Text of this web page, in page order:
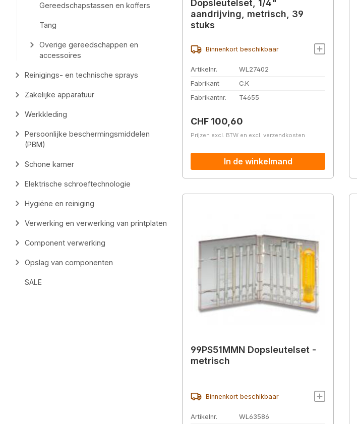
Gereedschapstassen en koffers
Tang
Overige gereedschappen en
accessoires
Reinigings- en technische sprays
Zakelijke apparatuur
Werkkleding
Persoonlijke beschermingsmiddelen
(PBM)
Schone kamer
Elektrische schroeftechnologie
Hygiëne en reiniging
Verwerking en verwerking van printplaten
Component verwerking
Opslag van componenten
SALE
Dopsleutelset, 1/4"
aandrijving, metrisch, 39
stuks
Binnenkort beschikbaar
Artikelnr.
WL27402
Fabrikant
C.K
Fabrikantnr.
T4655
Normale prijs:
CHF 100,60
Prijzen excl. BTW en excl. verzendkosten
In de winkelmand
99PS51MMN Dopsleutelset -
metrisch
Binnenkort beschikbaar
Artikelnr. WL63586